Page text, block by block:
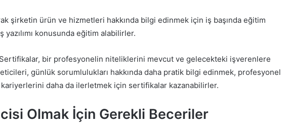
şirketin ürün ve hizmetleri hakkında bilgi edinmek için iş başında eğitim
yazılımı konusunda eğitim alabilirler.
Sertifikalar, bir profesyonelin niteliklerini mevcut ve gelecekteki işverenlere
günlük sorumlulukları hakkında daha pratik bilgi edinmek, profesyonel
daha da ilerletmek için sertifikalar kazanabilirler.
Olmak İçin Gerekli Beceriler